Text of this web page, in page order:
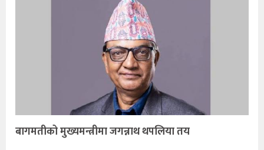
बागमतीको मुख्यमन्त्रीमा जगन्नाथ थपलिया तय